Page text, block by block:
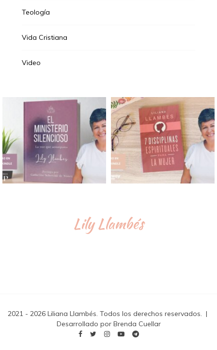
Teología
Vida Cristiana
Video
Lily Llambés
2021 - 2026 Liliana Llambés. Todos los derechos reservados. |
Desarrollado por Brenda Cuellar